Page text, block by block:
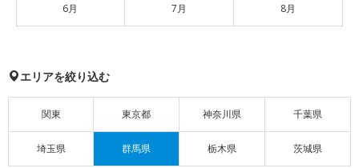
6月 7月 8月
エリアを絞り込む
関東 東京都 神奈川県 千葉県
埼玉県 群馬県 栃木県 茨城県